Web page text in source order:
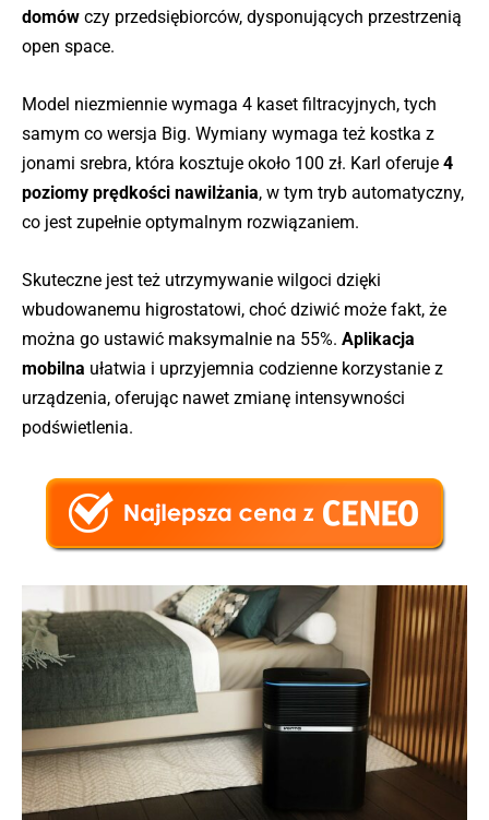
domów czy przedsiębiorców, dysponujących przestrzenią
open space.
Model niezmiennie wymaga 4 kaset filtracyjnych, tych
samym co wersja Big. Wymiany wymaga też kostka z
jonami srebra, która kosztuje około 100 zł. Karl oferuje 4
poziomy prędkości nawilżania, w tym tryb automatyczny,
co jest zupełnie optymalnym rozwiązaniem.
Skuteczne jest też utrzymywanie wilgoci dzięki
wbudowanemu higrostatowi, choć dziwić może fakt, że
można go ustawić maksymalnie na 55%. Aplikacja
mobilna ułatwia i uprzyjemnia codzienne korzystanie z
urządzenia, oferując nawet zmianę intensywności
podświetlenia.